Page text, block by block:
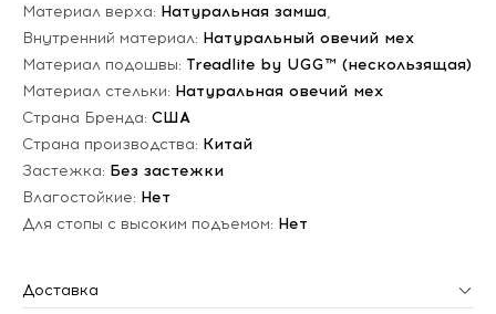
Материал верха: Натуральная замша,
Внутренний материал: Натуральный овечий мех
Материал подошвы: Treadlite by UGG™ (нескользящая)
Материал стельки: Натуральная овечий мех
Страна Бренда: США
Страна производства: Китай
Застежка: Без застежки
Влагостойкие: Нет
Для стопы с высоким подъемом: Нет
Доставка